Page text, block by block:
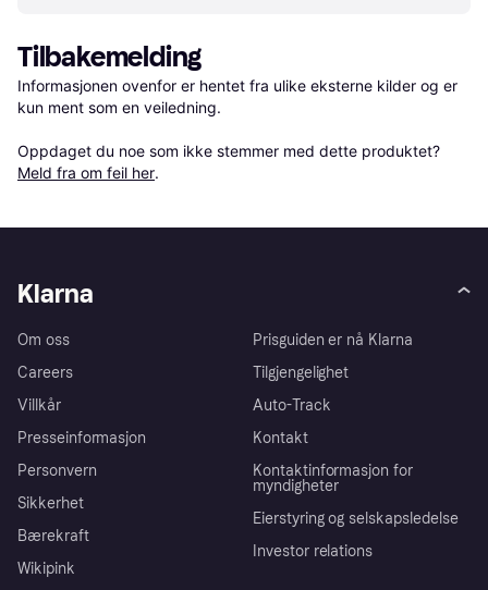
Tilbakemelding
Informasjonen ovenfor er hentet fra ulike eksterne kilder og er
kun ment som en veiledning.
Oppdaget du noe som ikke stemmer med dette produktet?
Meld fra om feil her.
Klarna
Om oss
Careers
Villkår
Presseinformasjon
Personvern
Sikkerhet
Bærekraft
Wikipink
Prisguiden er nå Klarna
Tilgjengelighet
Auto-Track
Kontakt
Kontaktinformasjon for
myndigheter
Eierstyring og selskapsledelse
Investor relations